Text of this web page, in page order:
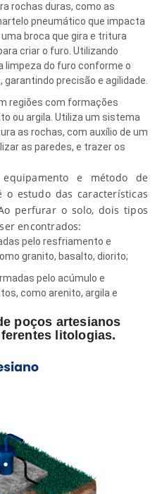
rochas duras, como as
pneumático que impacta
broca que gira e tritura
criar o furo. Utilizando
limpeza do furo conforme o
precisão e agilidade.
regiões com formações
ou argila. Utiliza um sistema
as rochas, com auxílio de um
as paredes, e trazer os
e método de
estudo das características
perfurar o solo, dois tipos
encontrados:
pelo resfriamento e
granito, basalto, diorito;
pelo acúmulo e
como arenito, argila e
poços artesianos
litologias.